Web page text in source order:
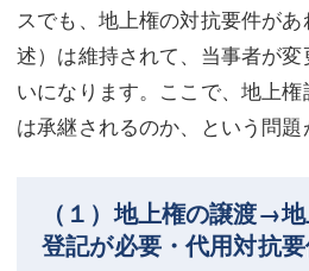
スでも、地上権の対抗要件が
述）は維持されて、当事者が
いになります。ここで、地上
は承継されるのか、という問題
（１）地上権の譲渡→
登記が必要・代用対抗